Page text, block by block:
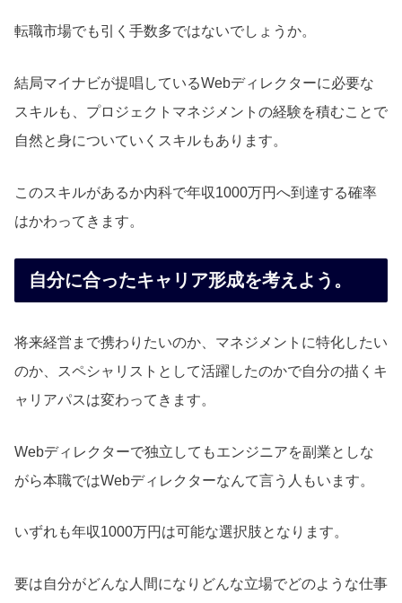
転職市場でも引く手数多ではないでしょうか。
結局マイナビが提唱しているWebディレクターに必要な
スキルも、プロジェクトマネジメントの経験を積むことで
自然と身についていくスキルもあります。
このスキルがあるか内科で年収1000万円へ到達する確率
はかわってきます。
自分に合ったキャリア形成を考えよう。
将来経営まで携わりたいのか、マネジメントに特化したい
のか、スペシャリストとして活躍したのかで自分の描くキ
ャリアパスは変わってきます。
Webディレクターで独立してもエンジニアを副業としな
がら本職ではWebディレクターなんて言う人もいます。
いずれも年収1000万円は可能な選択肢となります。
要は自分がどんな人間になりどんな立場でどのような仕事